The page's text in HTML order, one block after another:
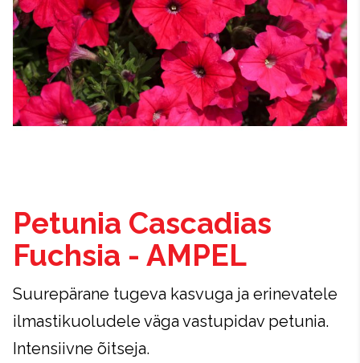
Petunia Cascadias
Fuchsia - AMPEL
Suurepärane tugeva kasvuga ja erinevatele
ilmastikuoludele väga vastupidav petunia.
Intensiivne õitseja.